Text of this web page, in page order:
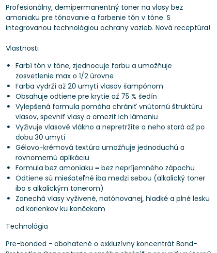
Profesionálny, demipermanentný toner na vlasy bez
amoniaku pre tónovanie a farbenie tón v tóne. S
integrovanou technológiou ochrany väzieb. Nová receptúra!
Vlastnosti
Farbí tón v tóne, zjednocuje farbu a umožňuje
zosvetlenie max o 1/2 úrovne
Farba vydrží až 20 umytí vlasov šampónom
Obsahuje odtiene pre krytie až 75 % šedín
Vylepšená formula pomáha chrániť vnútornú štruktúru
vlasov, spevniť vlasy a omezit ich lámaniu
Vyživuje vlasové vlákno a nepretržite o neho stará až po
dobu 30 umytí
Gélovo-krémová textúra umožňuje jednoduchú a
rovnomernú aplikáciu
Formula bez amoniaku = bez nepríjemného zápachu
Odtiene sú miešateľné iba medzi sebou (alkalický toner
iba s alkalickým tonerom)
Zanechá vlasy vyživené, natónovanej, hladké a plné lesku
od korienkov ku končekom
Technológia
Pre-bonded - obohatené o exkluzívny koncentrát Bond-